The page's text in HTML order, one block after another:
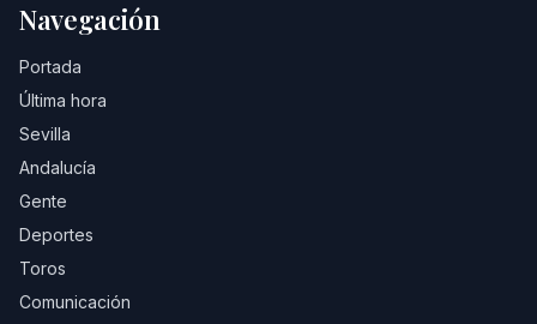
Navegación
Portada
Última hora
Sevilla
Andalucía
Gente
Deportes
Toros
Comunicación